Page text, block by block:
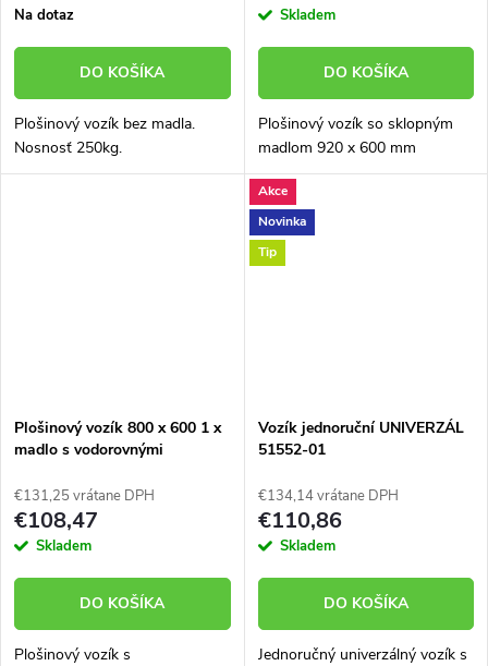
Na dotaz
DO KOŠÍKA
Plošinový vozík bez madla.
Nosnosť 250kg.
Skladem
DO KOŠÍKA
Plošinový vozík so sklopným
madlom 920 x 600 mm
Plošinový vozík 800 x 600 1 x
madlo s vodorovnými
€131,25 vrátane DPH
€108,47
Skladem
DO KOŠÍKA
Plošinový vozík s
Akce
Novinka
Tip
Vozík jednoruční UNIVERZÁL
51552-01
€134,14 vrátane DPH
€110,86
Skladem
DO KOŠÍKA
Jednoručný univerzálný vozík s